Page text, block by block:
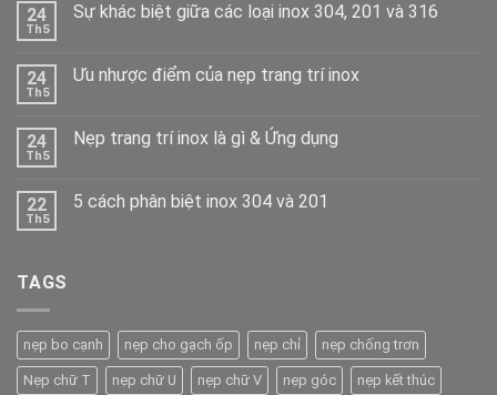
24
Th5
Sự khác biệt giữa các loại inox 304, 201 và 316
24
Th5
Ưu nhược điểm của nẹp trang trí inox
24
Th5
Nẹp trang trí inox là gì & Ứng dụng
22
Th5
5 cách phân biệt inox 304 và 201
TAGS
nẹp bo cạnh nẹp cho gạch ốp nẹp chỉ nẹp chống trơn
Nẹp chữ T nẹp chữ U nẹp chữ V nẹp góc nẹp kết thúc